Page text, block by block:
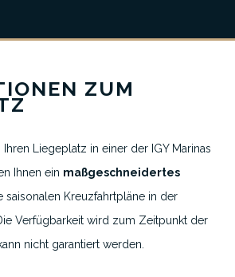
ZUM
Liegeplatz in einer der IGY Marinas
Ihnen ein maßgeschneidertes
saisonalen Kreuzfahrtpläne in der
Verfügbarkeit wird zum Zeitpunkt der
nicht garantiert werden.